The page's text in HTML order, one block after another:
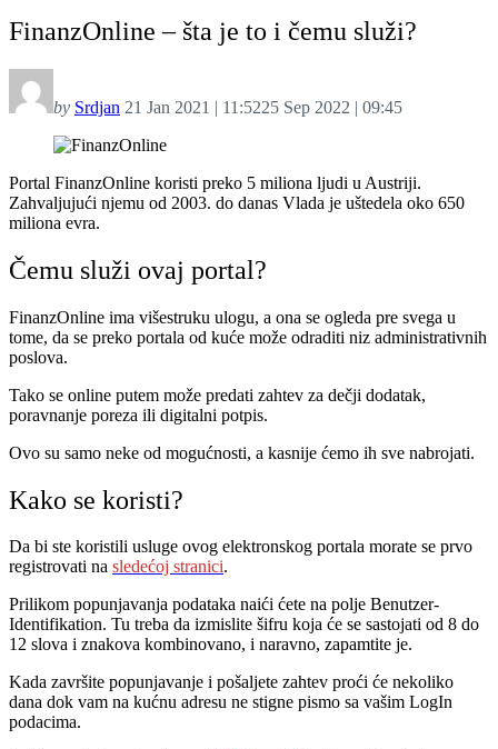
FinanzOnline – šta je to i čemu služi?
by Srdjan 21 Jan 2021 | 11:5225 Sep 2022 | 09:45
Portal FinanzOnline koristi preko 5 miliona ljudi u Austriji.
Zahvaljujući njemu od 2003. do danas Vlada je uštedela oko 650
miliona evra.
Čemu služi ovaj portal?
FinanzOnline ima višestruku ulogu, a ona se ogleda pre svega u
tome, da se preko portala od kuće može odraditi niz administrativnih
poslova.
Tako se online putem može predati zahtev za dečji dodatak,
poravnanje poreza ili digitalni potpis.
Ovo su samo neke od mogućnosti, a kasnije ćemo ih sve nabrojati.
Kako se koristi?
Da bi ste koristili usluge ovog elektronskog portala morate se prvo
registrovati na sledećoj stranici.
Prilikom popunjavanja podataka naići ćete na polje Benutzer-
Identifikation. Tu treba da izmislite šifru koja će se sastojati od 8 do
12 slova i znakova kombinovano, i naravno, zapamtite je.
Kada završite popunjavanje i pošaljete zahtev proći će nekoliko
dana dok vam na kućnu adresu ne stigne pismo sa vašim LogIn
podacima.